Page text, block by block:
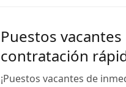
Puestos
contratación
¡Puestos vacantes de